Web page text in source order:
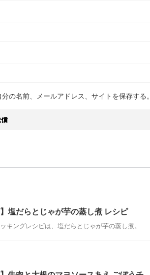
の名前、メールアドレス、サイトを保存する。
塩だらとじゃが芋の蒸し煮 レシピ
キングレシピは、塩だらとじゃが芋の蒸し煮。